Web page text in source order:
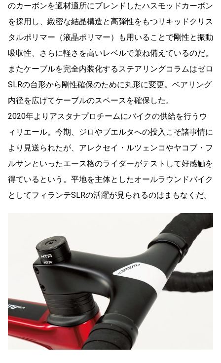
のカーボンを適材適所にブレンドしたハスモッドカーボン
を採用し、緻密な結晶構造と高弾性をもつリキッドクリス
タルポリマー（液晶ポリマー）も用いることで剛性と振動
吸収性、さらに軽さを高いレベルで兼ね備えているのだ。
またケーブルを完全内装化するステアリングコラムはゼロ
SLRの台形から剛性確保のために丸形に変更。ベアリング
内径を広げてケーブルのスペースを確保した。
2020年よりアスタナプロチームにバイクの供給を行うウ
ィリエール。今期、ジロやブエルタへの投入こそ諸事情に
より見送られたが、アレクセイ・ルツェンコやヤコブ・フ
ルサンといったエース格のライダーがテストして好感触を
得ているという。平地を主体としたオールラウンドバイク
としてフィランテSLRの活躍が見られるのはまもなくだ。